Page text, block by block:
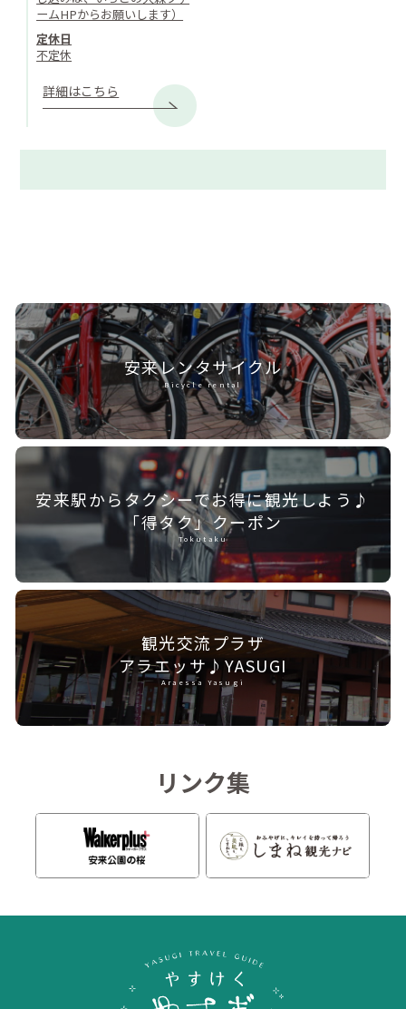
ームHPからお願いします）
定休日
不定休
詳細はこちら
安来レンタサイクル
Bicycle rental
安来駅からタクシーでお得に観光しよう♪
「得タク」クーポン
Tokutaku
観光交流プラザ
アラエッサ♪YASUGI
Araessa Yasugi
リンク集